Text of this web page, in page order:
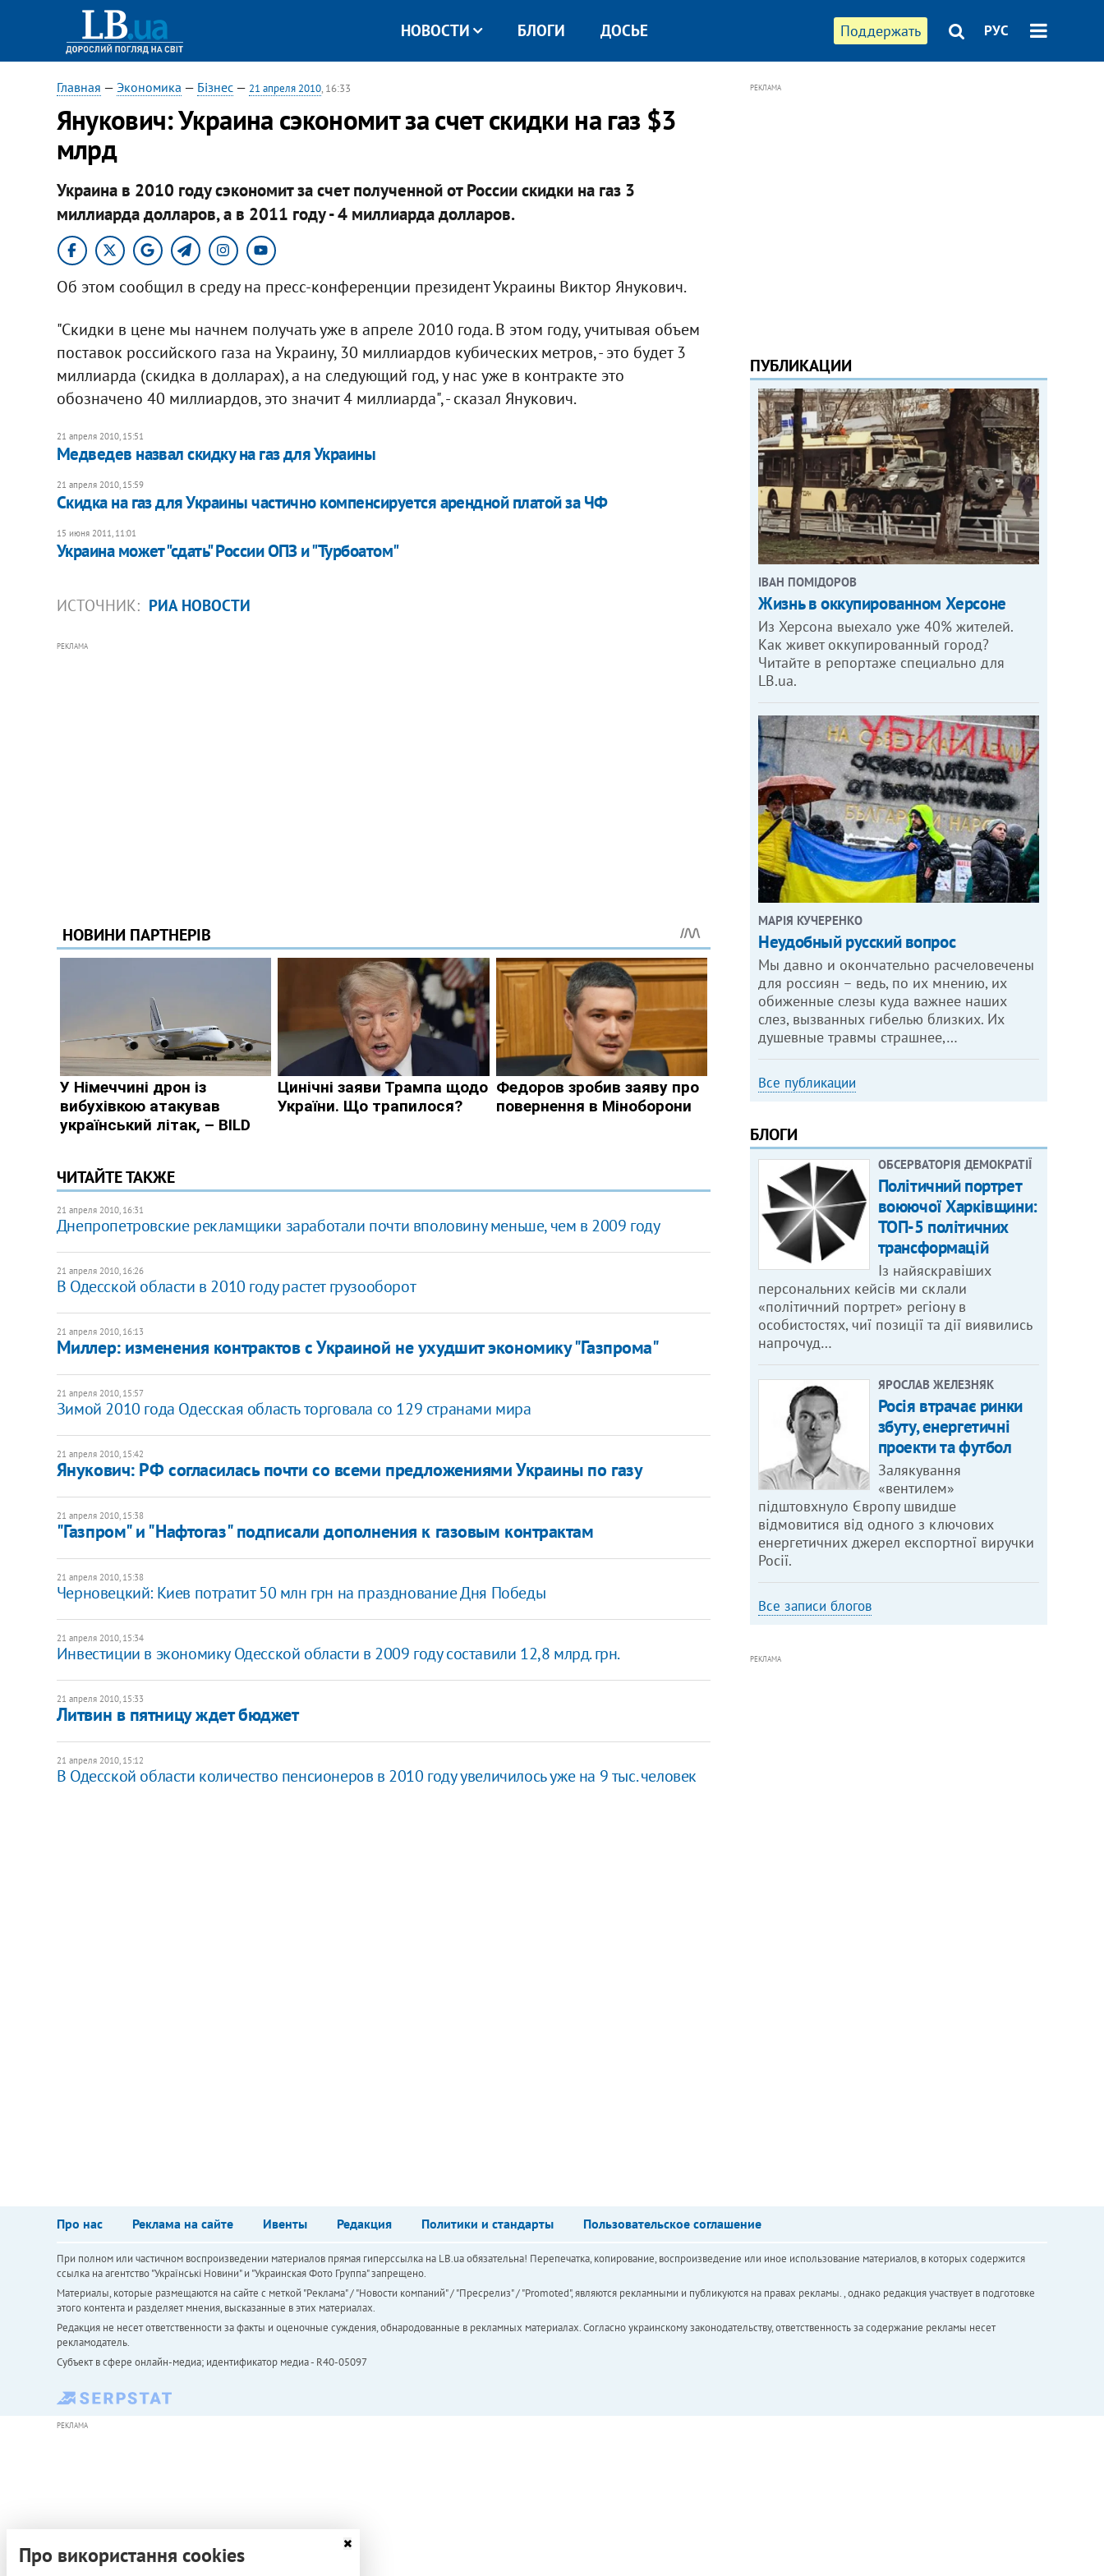
Поддержать РУС
НОВОСТИ БЛОГИ ДОСЬЕ
Главная — Экономика — Бізнес— 21 апреля 2010, 16:33
Янукович: Украина сэкономит за счет скидки на газ $3
млрд
Украина в 2010 году сэкономит за счет полученной от России скидки на газ 3
миллиарда долларов, а в 2011 году - 4 миллиарда долларов.
Об этом сообщил в среду на пресс-конференции президент Украины Виктор Янукович.
"Скидки в цене мы начнем получать уже в апреле 2010 года. В этом году, учитывая объем
поставок российского газа на Украину, 30 миллиардов кубических метров, - это будет 3
миллиарда (скидка в долларах), а на следующий год, у нас уже в контракте это
обозначено 40 миллиардов, это значит 4 миллиарда", - сказал Янукович.
21 апреля 2010, 15:51
Медведев назвал скидку на газ для Украины
21 апреля 2010, 15:59
Скидка на газ для Украины частично компенсируется арендной платой за ЧФ
15 июня 2011, 11:01
Украина может "сдать" России ОПЗ и "Турбоатом"
ИСТОЧНИК: РИА НОВОСТИ
РЕКЛАМА
ЧИТАЙТЕ ТАКЖЕ
21 апреля 2010, 16:31
Днепропетровские рекламщики заработали почти вполовину меньше, чем в 2009 году
21 апреля 2010, 16:26
В Одесской области в 2010 году растет грузооборот
21 апреля 2010, 16:13
Миллер: изменения контрактов с Украиной не ухудшит экономику "Газпрома"
21 апреля 2010, 15:57
Зимой 2010 года Одесская область торговала со 129 странами мира
21 апреля 2010, 15:42
Янукович: РФ согласилась почти со всеми предложениями Украины по газу
21 апреля 2010, 15:38
"Газпром" и "Нафтогаз" подписали дополнения к газовым контрактам
21 апреля 2010, 15:38
Черновецкий: Киев потратит 50 млн грн на празднование Дня Победы
21 апреля 2010, 15:34
Инвестиции в экономику Одесской области в 2009 году составили 12,8 млрд. грн.
21 апреля 2010, 15:33
Литвин в пятницу ждет бюджет
21 апреля 2010, 15:12
В Одесской области количество пенсионеров в 2010 году увеличилось уже на 9 тыс. человек
РЕКЛАМА
ПУБЛИКАЦИИ
ІВАН ПОМІДОРОВ
Жизнь в оккупированном Херсоне
Из Херсона выехало уже 40% жителей.
Как живет оккупированный город?
Читайте в репортаже специально для
LB.ua.
МАРІЯ КУЧЕРЕНКО
​Неудобный русский вопрос
Мы давно и окончательно расчеловечены
для россиян – ведь, по их мнению, их
обиженные слезы куда важнее наших
слез, вызванных гибелью близких. Их
душевные травмы страшнее,…
Все публикации
БЛОГИ
ОБСЕРВАТОРІЯ ДЕМОКРАТІЇ
Політичний портрет
воюючої Харківщини:
ТОП-5 політичних
трансформацій
Із найяскравіших
персональних кейсів ми склали
«політичний портрет» регіону в
особистостях, чиї позиції та дії виявились
напрочуд…
ЯРОСЛАВ ЖЕЛЕЗНЯК
Росія втрачає ринки
збуту, енергетичні
проекти та футбол
Залякування
«вентилем»
підштовхнуло Європу швидше
відмовитися від одного з ключових
енергетичних джерел експортної виручки
Росії.
Все записи блогов
РЕКЛАМА
Про нас Реклама на сайте Ивенты Редакция Политики и стандарты Пользовательское соглашение
При полном или частичном воспроизведении материалов прямая гиперссылка на LB.ua обязательна! Перепечатка, копирование, воспроизведение или иное использование материалов, в которых содержится
ссылка на агентство "Українськi Новини" и "Украинская Фото Группа" запрещено.
Материалы, которые размещаются на сайте с меткой "Реклама" / "Новости компаний" / "Пресрелиз" / "Promoted", являются рекламными и публикуются на правах рекламы. , однако редакция участвует в подготовке
этого контента и разделяет мнения, высказанные в этих материалах.
Редакция не несет ответственности за факты и оценочные суждения, обнародованные в рекламных материалах. Согласно украинскому законодательству, ответственность за содержание рекламы несет
рекламодатель.
Субъект в сфере онлайн-медиа; идентификатор медиа - R40-05097
РЕКЛАМА
Про використання cookies